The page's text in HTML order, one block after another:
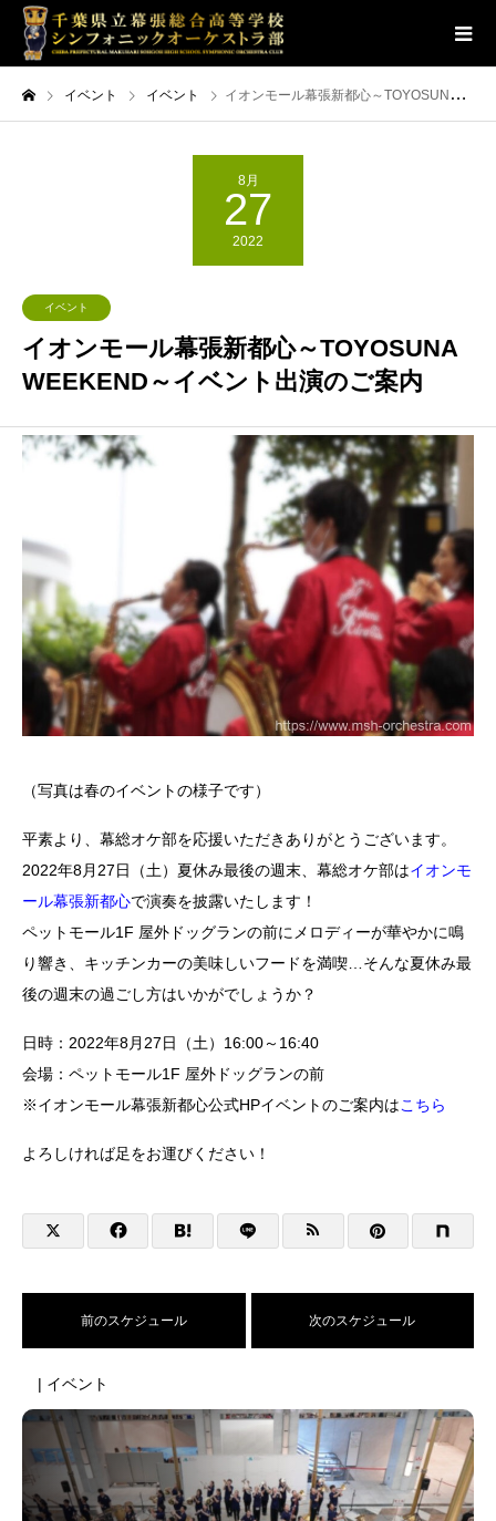
イベント イベント イオンモール幕張新都心～TOYOSUNA WEEKEND～イベント出演のご案内
8月
27
2022
イベント
イオンモール幕張新都心～TOYOSUNA
WEEKEND～イベント出演のご案内
（写真は春のイベントの様子です）
平素より、幕総オケ部を応援いただきありがとうございます。
2022年8月27日（土）夏休み最後の週末、幕総オケ部はイオンモ
ール幕張新都心で演奏を披露いたします！
ペットモール1F 屋外ドッグランの前にメロディーが華やかに鳴
り響き、キッチンカーの美味しいフードを満喫…そんな夏休み最
後の週末の過ごし方はいかがでしょうか？
日時：2022年8月27日（土）16:00～16:40
会場：ペットモール1F 屋外ドッグランの前
※イオンモール幕張新都心公式HPイベントのご案内はこちら
よろしければ足をお運びください！
前のスケジュール 次のスケジュール
| イベント